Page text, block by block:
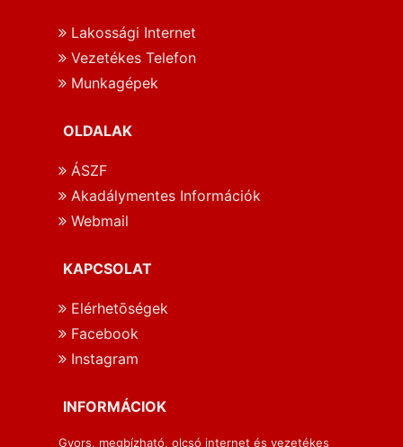
Lakossági Internet
Vezetékes Telefon
Munkagépek
OLDALAK
ÁSZF
Akadálymentes Információk
Webmail
KAPCSOLAT
Elérhetōségek
Facebook
Instagram
INFORMÁCIOK
Gyors, megbízható, olcsó internet és vezetékes